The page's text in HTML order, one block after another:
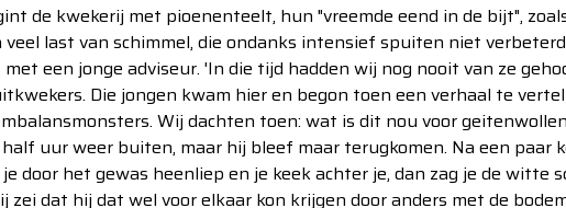
de kwekerij met pioenenteelt, hun "vreemde eend in de bijt",
last van schimmel, die ondanks intensief spuiten niet
een jonge adviseur. 'In die tijd hadden wij nog nooit van ze
Die jongen kwam hier en begon toen een verhaal te
Wij dachten toen: wat is dit nou voor
uur weer buiten, maar hij bleef maar terugkomen. Na een paar
door het gewas heenliep en je keek achter je, dan zag je de witte
zei dat hij dat wel voor elkaar kon krijgen door anders met de